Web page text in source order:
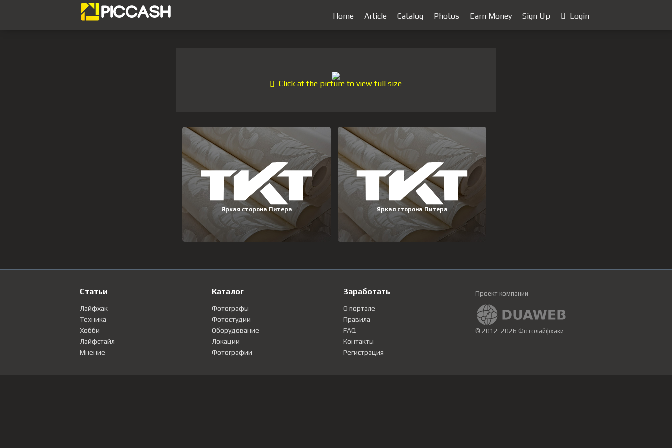
Home Article Catalog Photos Earn Money Sign Up Login
Click at the picture to view full size
Статьи
Лайфхак
Техника
Хобби
Лайфстайл
Мнение
Каталог
Фотографы
Фотостудии
Оборудование
Локации
Фотографии
Заработать
О портале
Правила
FAQ
Контакты
Регистрация
Проект компании
© 2012-2026 Фотолайфхаки